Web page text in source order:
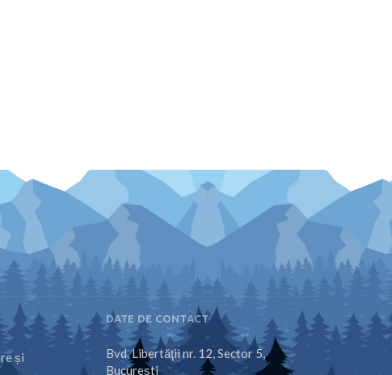
și
DATE DE CONTACT
Bvd. Libertăţii nr. 12, Sector 5,
Bucureşti